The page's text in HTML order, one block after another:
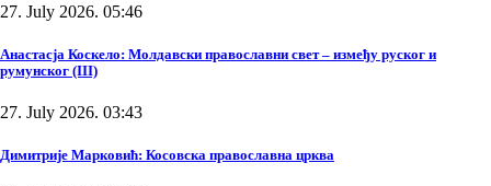
27. July 2026. 05:46
Анастасја Коскело: Молдавски православни свет – између руског и
румунског (III)
27. July 2026. 03:43
Димитрије Марковић: Косовска православна црква